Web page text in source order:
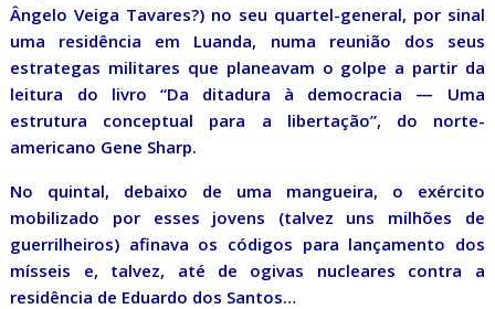
Ângelo Veiga Tavares?) no seu quartel-general, por sinal
uma residência em Luanda, numa reunião dos seus
estrategas militares que planeavam o golpe a partir da
leitura do livro “Da ditadura à democracia — Uma
estrutura conceptual para a libertação”, do norte-
americano Gene Sharp.
No quintal, debaixo de uma mangueira, o exército
mobilizado por esses jovens (talvez uns milhões de
guerrilheiros) afinava os códigos para lançamento dos
mísseis e, talvez, até de ogivas nucleares contra a
residência de Eduardo dos Santos…